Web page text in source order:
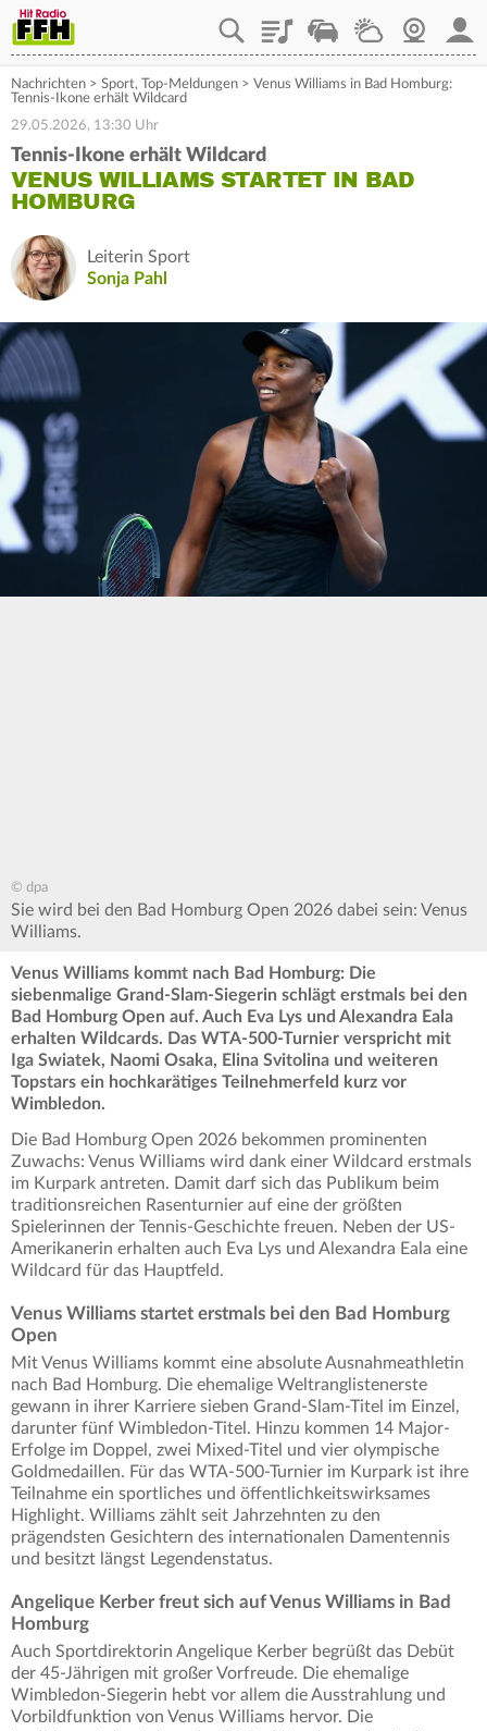
PlaylistStaupilotWetterWebcam
Nachrichten > Sport, Top-Meldungen > Venus Williams in Bad Homburg:
Tennis-Ikone erhält Wildcard
29.05.2026, 13:30 Uhr
Tennis-Ikone erhält Wildcard
VENUS WILLIAMS STARTET IN BAD
HOMBURG
Leiterin Sport
Sonja Pahl
© dpa
Sie wird bei den Bad Homburg Open 2026 dabei sein: Venus
Williams.
Venus Williams kommt nach Bad Homburg: Die
siebenmalige Grand-Slam-Siegerin schlägt erstmals bei den
Bad Homburg Open auf. Auch Eva Lys und Alexandra Eala
erhalten Wildcards. Das WTA-500-Turnier verspricht mit
Iga Swiatek, Naomi Osaka, Elina Svitolina und weiteren
Topstars ein hochkarätiges Teilnehmerfeld kurz vor
Wimbledon.
Die Bad Homburg Open 2026 bekommen prominenten
Zuwachs: Venus Williams wird dank einer Wildcard erstmals
im Kurpark antreten. Damit darf sich das Publikum beim
traditionsreichen Rasenturnier auf eine der größten
Spielerinnen der Tennis-Geschichte freuen. Neben der US-
Amerikanerin erhalten auch Eva Lys und Alexandra Eala eine
Wildcard für das Hauptfeld.
Venus Williams startet erstmals bei den Bad Homburg
Open
Mit Venus Williams kommt eine absolute Ausnahmeathletin
nach Bad Homburg. Die ehemalige Weltranglistenerste
gewann in ihrer Karriere sieben Grand-Slam-Titel im Einzel,
darunter fünf Wimbledon-Titel. Hinzu kommen 14 Major-
Erfolge im Doppel, zwei Mixed-Titel und vier olympische
Goldmedaillen. Für das WTA-500-Turnier im Kurpark ist ihre
Teilnahme ein sportliches und öffentlichkeitswirksames
Highlight. Williams zählt seit Jahrzehnten zu den
prägendsten Gesichtern des internationalen Damentennis
und besitzt längst Legendenstatus.
Angelique Kerber freut sich auf Venus Williams in Bad
Homburg
Auch Sportdirektorin Angelique Kerber begrüßt das Debüt
der 45-Jährigen mit großer Vorfreude. Die ehemalige
Wimbledon-Siegerin hebt vor allem die Ausstrahlung und
Vorbildfunktion von Venus Williams hervor. Die